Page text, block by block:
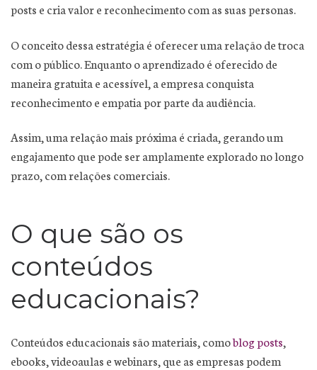
posts e cria valor e reconhecimento com as suas personas.
O conceito dessa estratégia é oferecer uma relação de troca
com o público. Enquanto o aprendizado é oferecido de
maneira gratuita e acessível, a empresa conquista
reconhecimento e empatia por parte da audiência.
Assim, uma relação mais próxima é criada, gerando um
engajamento que pode ser amplamente explorado no longo
prazo, com relações comerciais.
O que são os
conteúdos
educacionais?
Conteúdos educacionais são materiais, comoblog posts
ebooks, videoaulas e webinars, que as empresas podem